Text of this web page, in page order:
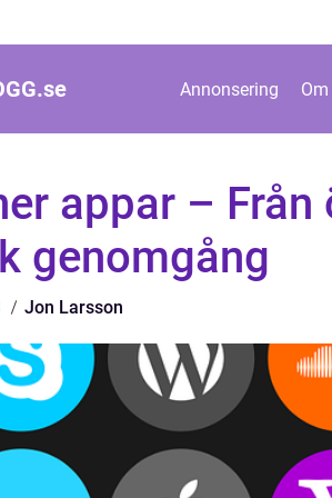
se Annonsering
appar – Från
genomgång
Jon Larsson